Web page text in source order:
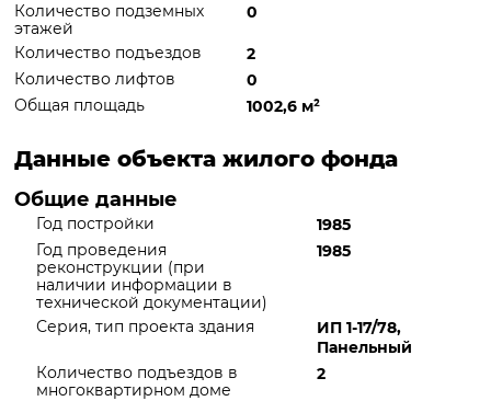
Количество подземных
этажей
0
Количество подъездов
2
Количество лифтов
0
Общая площадь
1002,6 м²
Данные объекта жилого фонда
Общие данные
Год постройки
1985
Год проведения
реконструкции (при
наличии информации в
технической документации)
1985
Серия, тип проекта здания
ИП 1-17/78,
Панельный
Количество подъездов в
многоквартирном доме
2